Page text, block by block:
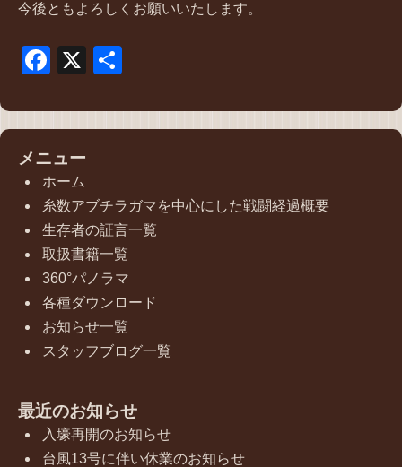
今後ともよろしくお願いいたします。
Facebook
X
メニュー
ホーム
糸数アブチラガマを中心にした戦闘経過概要
生存者の証言一覧
取扱書籍一覧
360°パノラマ
各種ダウンロード
お知らせ一覧
スタッフブログ一覧
最近のお知らせ
入壕再開のお知らせ
台風13号に伴い休業のお知らせ